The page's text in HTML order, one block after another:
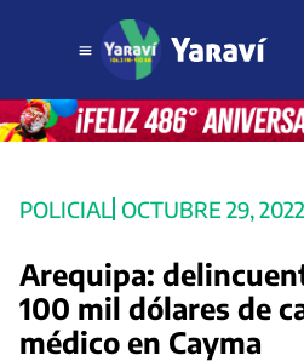
POLICIAL OCTUBRE 29, 2022
Arequipa:
100 mil dólares de
médico en Cayma